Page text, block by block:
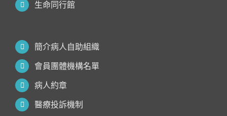
生命同行館
簡介病人自助組織
會員團體機構名單
病人約章
醫療投訴機制